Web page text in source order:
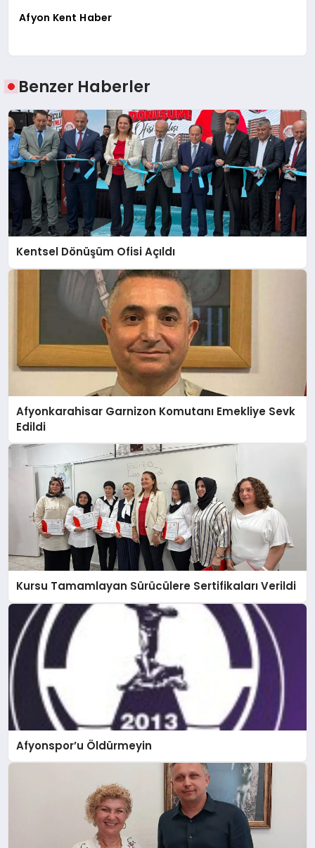
Afyon Kent Haber
Benzer Haberler
Kentsel Dönüşüm Ofisi Açıldı
Afyonkarahisar Garnizon Komutanı Emekliye Sevk
Edildi
Kursu Tamamlayan Sürücülere Sertifikaları Verildi
Afyonspor’u Öldürmeyin